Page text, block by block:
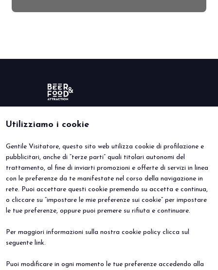
Utilizziamo i cookie
Gentile Visitatore, questo sito web utilizza cookie di profilazione e
pubblicitari, anche di “terze parti” quali titolari autonomi del
trattamento, al fine di inviarti promozioni e offerte di servizi in linea
con le preferenze da te manifestate nel corso della navigazione in
rete. Puoi accettare questi cookie premendo su accetta e continua,
o cliccare su “impostare le mie preferenze sui cookie” per impostare
le tue preferenze, oppure puoi premere su rifiuta e continuare.
Per maggiori informazioni sulla nostra cookie policy clicca sul
seguente link.
Puoi modificare in ogni momento le tue preferenze accedendo alla
BEER&FOOD ATTRACTION
Edizione 2027
Settori espositivi
Contatti
VISITA
Perché visitare
Info utili
Area riservata
ESPONI
Perché esporre
Prenota il tuo stand
EVENTI
Eventi e progetti speciali